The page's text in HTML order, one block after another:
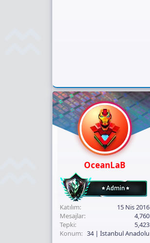
OceanLaB
Katılım
15 Nis 2016
Mesajlar
4,760
Tepki
5,423
Konum
34 | İstanbul Anadolu